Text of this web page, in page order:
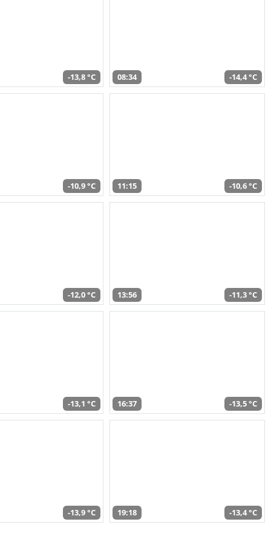
-13,8 °C 08:34 -14,4 °C
-10,9 °C 11:15 -10,6 °C
-12,0 °C 13:56 -11,3 °C
-13,1 °C 16:37 -13,5 °C
-13,9 °C 19:18 -13,4 °C